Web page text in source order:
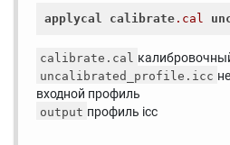
applycal calibrate .cal
calibrate.cal
uncalibrated_profile.icc
входной профиль
output профиль icc